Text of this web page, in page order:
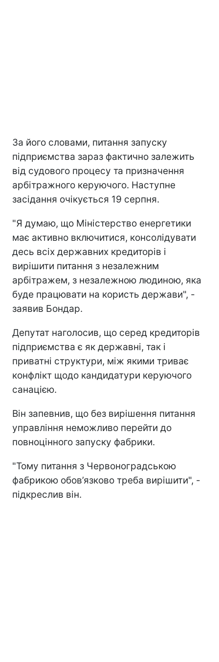
За його словами, питання запуску
підприємства зараз фактично залежить
від судового процесу та призначення
арбітражного керуючого. Наступне
засідання очікується 19 серпня.
"Я думаю, що Міністерство енергетики
має активно включитися, консолідувати
десь всіх державних кредиторів і
вирішити питання з незалежним
арбітражем, з незалежною людиною, яка
буде працювати на користь держави", -
заявив Бондар.
Депутат наголосив, що серед кредиторів
підприємства є як державні, так і
приватні структури, між якими триває
конфлікт щодо кандидатури керуючого
санацією.
Він запевнив, що без вирішення питання
управління неможливо перейти до
повноцінного запуску фабрики.
"Тому питання з Червоноградською
фабрикою обов’язково треба вирішити", -
підкреслив він.